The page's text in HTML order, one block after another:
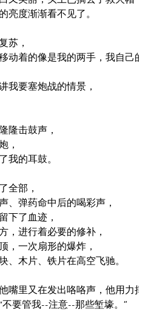
亮度渐渐看不见了。
苏，
动着的像是我的两手，我自己的
我要塞炮战的情景，
隆击鼓声，
，
我的耳鼓。
全部，
、弹药命中后的喝彩声，
下了血迹，
，进行着必要的修补，
，一次扇形的爆炸，
、木片、铁片在高空飞驰。
嘴里又在发出咯咯声，他用力挥
要管我--注意--那些堑壕。”